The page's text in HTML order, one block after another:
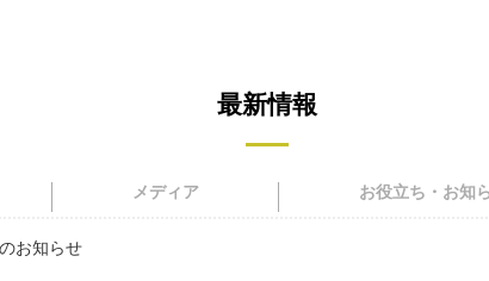
最新情報
メディア お役立ち・お知
お知らせ